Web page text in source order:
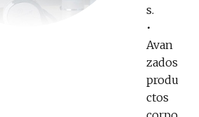
s.
•
Avan
zados
produ
ctos